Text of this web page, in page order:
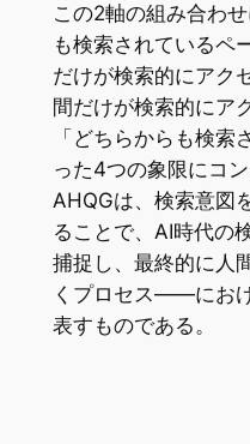
この2軸の組み合わ
も検索されているペ
だけが検索的にアク
間だけが検索的にア
「どちらからも検索
った4つの象限にコ
AHQGは、検索意図
ることで、AI時代
捕捉し、最終的に人
くプロセス——にお
表すものである。